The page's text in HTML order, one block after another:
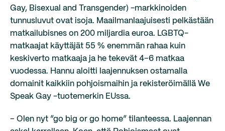
Gay, Bisexual and Transgender) -markkinoiden
tunnusluvut ovat isoja. Maailmanlaajuisesti pelkästään
matkailubisnes on 200 miljardia euroa. LGBTQ-
matkaajat käyttäjät 55 % enemmän rahaa kuin
keskiverto matkaaja ja he tekevät 4–6 matkaa
vuodessa. Hannu aloitti laajennuksen ostamalla
domainit kaikkiin pohjoismaihin ja rekisteröimällä We
Speak Gay -tuotemerkin EUssa.
– Olen nyt ”go big or go home” tilanteessa. Laajennan